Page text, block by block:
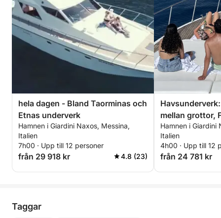
hela dagen - Bland Taorminas och
Etnas underverk
Hamnen i Giardini Naxos, Messina,
Italien
7h00 · Upp till 12 personer
från 29 918 kr 4.8 (23)
mellan grottor,
snorkling i
Hamnen i Giardini
Italien
4h00 · Upp till 12
från 24 781 kr
Taggar